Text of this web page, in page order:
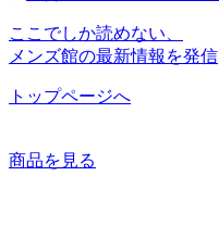
商品を見る
ここでしか読めない、
メンズ館の最新情報を発信
トップページへ